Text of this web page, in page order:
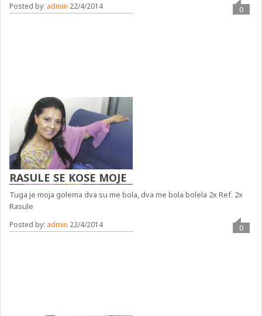
Posted by: admin 22/4/2014 0
RASULE SE KOSE MOJE
Tuga je moja golema dva su me bola, dva me bola bolela 2x Ref. 2x
Rasule
Posted by: admin 22/4/2014 0